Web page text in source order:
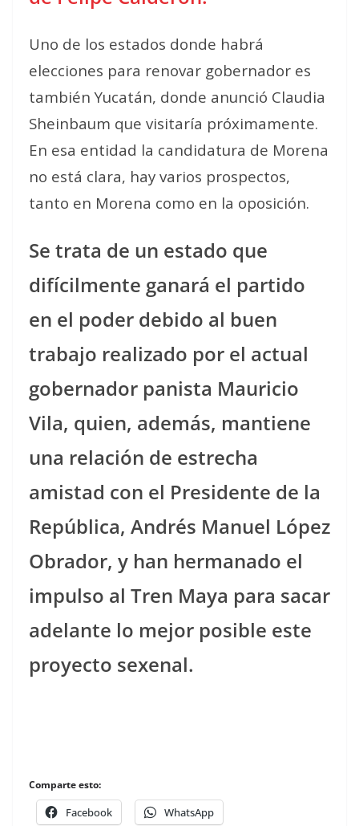
Uno de los estados donde habrá
elecciones para renovar gobernador es
también Yucatán, donde anunció Claudia
Sheinbaum que visitaría próximamente.
En esa entidad la candidatura de Morena
no está clara, hay varios prospectos,
tanto en Morena como en la oposición.
Se trata de un estado que
difícilmente ganará el partido
en el poder debido al buen
trabajo realizado por el actual
gobernador panista Mauricio
Vila, quien, además, mantiene
una relación de estrecha
amistad con el Presidente de la
República, Andrés Manuel López
Obrador, y han hermanado el
impulso al Tren Maya para sacar
adelante lo mejor posible este
proyecto sexenal.
Comparte esto:
Facebook WhatsApp